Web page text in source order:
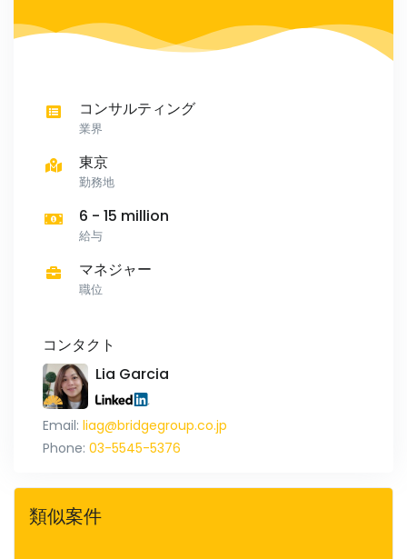
コンサルティング
業界
東京
勤務地
6 - 15 million
給与
マネジャー
職位
コンタクト
Lia Garcia
Email: liag@bridgegroup.co.jp
Phone: 03-5545-5376
類似案件